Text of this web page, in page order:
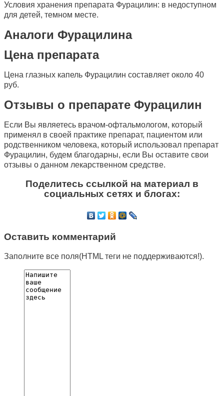
Условия хранения препарата Фурацилин: в недоступном
для детей, темном месте.
Аналоги Фурацилина
Цена препарата
Цена глазных капель Фурацилин составляет около 40
руб.
Отзывы о препарате Фурацилин
Если Вы являетесь врачом-офтальмологом, который
применял в своей практике препарат, пациентом или
родственником человека, который использовал препарат
Фурацилин, будем благодарны, если Вы оставите свои
отзывы о данном лекарственном средстве.
Поделитесь ссылкой на материал в
социальных сетях и блогах:
Оставить комментарий
Заполните все поля(HTML теги не поддерживаются!).